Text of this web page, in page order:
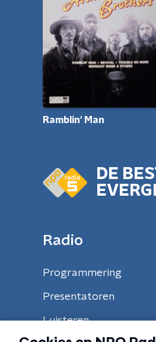
Ramblin' Man
DE
Radio
Programmering
Presentatoren
Luisteren